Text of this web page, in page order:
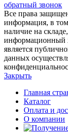
обратный звонок
Все права
информация, в том
наличие на
информационный
является
данных
Закрыть
Главная
Каталог
Оплата и
О компании